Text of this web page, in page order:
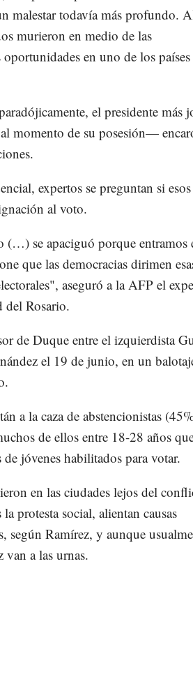
malestar todavía más profundo.
murieron en medio de las
en uno de los países
el presidente más
momento de su posesión—
expertos se preguntan si esos
al voto.
(…) se apaciguó porque entramos
que las democracias dirimen
aseguró a la AFP el
del Rosario.
de Duque entre el izquierdista
el 19 de junio, en un
a la caza de abstencionistas
de ellos entre 18-28 años
jóvenes habilitados para votar.
en las ciudades lejos del
protesta social, alientan causas
según Ramírez, y aunque
van a las urnas.